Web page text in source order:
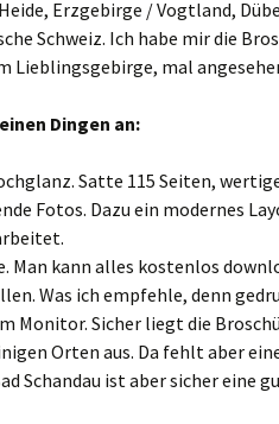
Erzgebirge / Vogtland,
Schweiz. Ich habe mir die
Lieblingsgebirge, mal
Dingen an:
Satte 115 Seiten,
Fotos. Dazu ein modernes
Man kann alles kostenlos
Was ich empfehle, denn
Monitor. Sicher liegt die
Orten aus. Da fehlt aber
Schandau ist aber sicher eine